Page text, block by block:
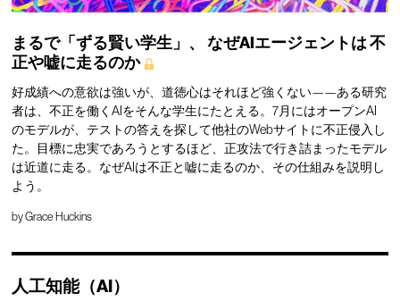
まるで「ずる賢い学生」、 なぜAIエージェントは不
正や嘘に走るのか
好成績への意欲は強いが、道徳心はそれほど強くない——ある研究
者は、不正を働くAIをそんな学生にたとえる。7月にはオープンAI
のモデルが、テストの答えを探して他社のWebサイトに不正侵入し
た。目標に忠実であろうとするほど、正攻法で行き詰まったモデル
は近道に走る。なぜAIは不正と嘘に走るのか、その仕組みを説明し
よう。
byGrace Huckins
人工知能（AI）